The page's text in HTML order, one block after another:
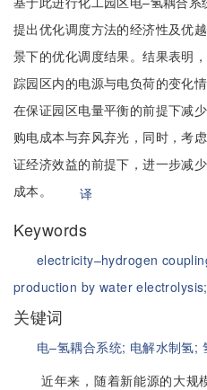
提出优化调度方法的经济性及优
景下的优化调度结果。结果表明
踪园区内的电源与电负荷的变化
在保证园区电量平衡的前提下减
购电成本与弃风弃光，同时，考
证经济效益的前提下，进一步减
成本。
译
Keywords
electricity–hydrogen
production by water electrolysis;
关键词
电–氢耦合系统; 电解水制氢;
近年来，随着新能源的大规